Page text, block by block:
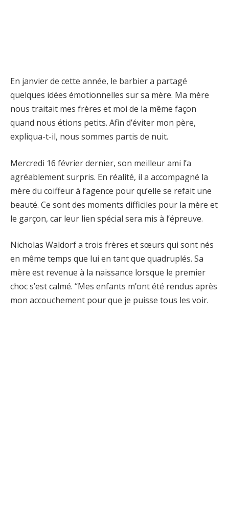
En janvier de cette année, le barbier a partagé
quelques idées émotionnelles sur sa mère. Ma mère
nous traitait mes frères et moi de la même façon
quand nous étions petits. Afin d’éviter mon père,
expliqua-t-il, nous sommes partis de nuit.
Mercredi 16 février dernier, son meilleur ami l’a
agréablement surpris. En réalité, il a accompagné la
mère du coiffeur à l’agence pour qu’elle se refait une
beauté. Ce sont des moments difficiles pour la mère et
le garçon, car leur lien spécial sera mis à l’épreuve.
Nicholas Waldorf a trois frères et sœurs qui sont nés
en même temps que lui en tant que quadruplés. Sa
mère est revenue à la naissance lorsque le premier
choc s’est calmé. “Mes enfants m’ont été rendus après
mon accouchement pour que je puisse tous les voir.